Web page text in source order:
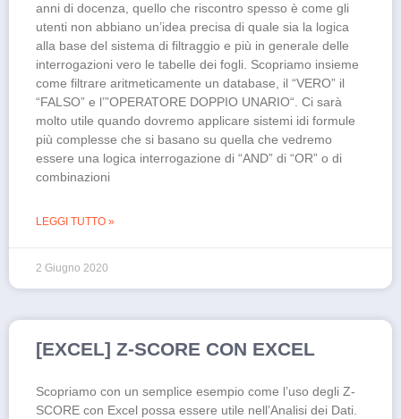
anni di docenza, quello che riscontro spesso è come gli
utenti non abbiano un’idea precisa di quale sia la logica
alla base del sistema di filtraggio e più in generale delle
interrogazioni vero le tabelle dei fogli. Scopriamo insieme
come filtrare aritmeticamente un database, il “VERO” il
“FALSO” e l’”OPERATORE DOPPIO UNARIO“. Ci sarà
molto utile quando dovremo applicare sistemi idi formule
più complesse che si basano su quella che vedremo
essere una logica interrogazione di “AND” di “OR” o di
combinazioni
LEGGI TUTTO »
2 Giugno 2020
[EXCEL] Z-SCORE CON EXCEL
Scopriamo con un semplice esempio come l’uso degli Z-
SCORE con Excel possa essere utile nell’Analisi dei Dati.